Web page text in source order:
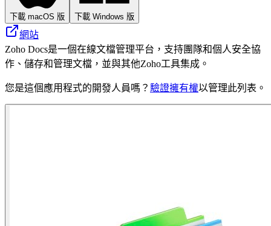
下載 macOS 版 下載 Windows 版
網站
Zoho Docs是一個在線文檔管理平台，支持團隊和個人安全協
作、儲存和管理文檔，並與其他Zoho工具集成。
您是這個應用程式的開發人員嗎？ 驗證擁有權以管理此列表。